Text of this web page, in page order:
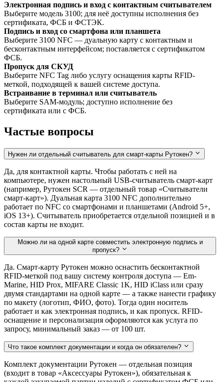
Электронная подпись и вход с контактным считывателем
Выберите модель 3100; для неё доступны исполнения без
сертификата, ФСБ и ФСТЭК.
Подпись и вход со смартфона или планшета
Выберите 3100 NFC — дуальную карту с контактным и
бесконтактным интерфейсом; поставляется с сертификатом
ФСБ.
Пропуск для СКУД
Выберите NFC Tag либо услугу оснащения карты RFID-
меткой, подходящей к вашей системе доступа.
Встраивание в терминал или считыватель
Выберите SAM-модуль; доступно исполнение без
сертификата или с ФСБ.
Частые вопросы
Нужен ли отдельный считыватель для смарт-карты Рутокен?
Да, для контактной карты. Чтобы работать с ней на
компьютере, нужен настольный USB-считыватель смарт-карт
(например, Рутокен SCR — отдельный товар «Считыватели
смарт-карт»). Дуальная карта 3100 NFC дополнительно
работает по NFC со смартфонами и планшетами (Android 5+,
iOS 13+). Считыватель приобретается отдельной позицией и в
состав карты не входит.
Можно ли на одной карте совместить электронную подпись и
пропуск?
Да. Смарт-карту Рутокен можно оснастить бесконтактной
RFID-меткой под вашу систему контроля доступа — Em-
Marine, HID Prox, MIFARE Classic 1K, HID iClass или сразу
двумя стандартами на одной карте — а также нанести графику
по макету (логотип, ФИО, фото). Тогда один носитель
работает и как электронная подпись, и как пропуск. RFID-
оснащение и персонализация оформляются как услуга по
запросу, минимальный заказ — от 100 шт.
Что такое комплект документации и когда он обязателен?
Комплект документации Рутокен — отдельная позиция
(входит в товар «Аксессуары Рутокен»), обязательная к